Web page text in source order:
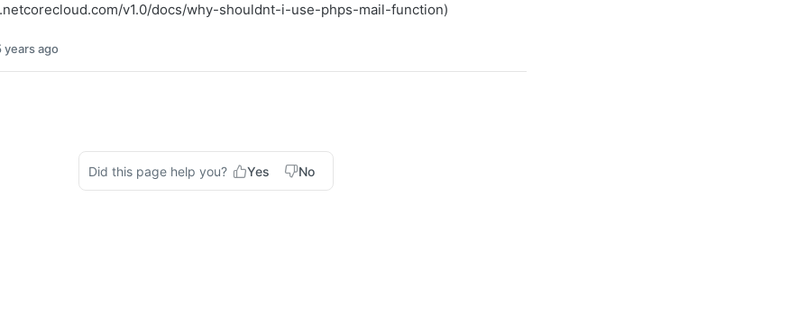
v1.0/docs/why-shouldnt-i-use-phps-mail-function)
years ago
Did this page help you? Yes No